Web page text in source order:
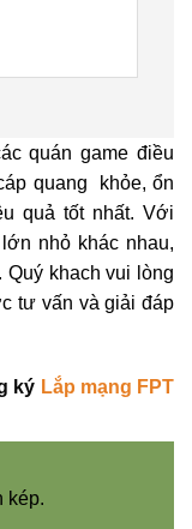
quán game điều
quang khỏe, ổn
quả tốt nhất. Với
nhỏ khác nhau,
Quý khach vui lòng
tư vấn và giải đáp
ký Lắp mạng FPT
kép.